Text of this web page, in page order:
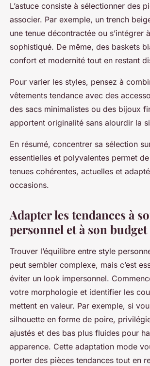
L’astuce consiste à sélectionner des
associer. Par exemple, un trench
une tenue décontractée ou s’intégrer
sophistiqué. De même, des baskets
confort et modernité tout en restant
Pour varier les styles, pensez à
vêtements tendance avec des
des sacs minimalistes ou des bijoux
apportent originalité sans alourdir la
En résumé, concentrer sa sélection
essentielles et polyvalentes permet
tenues cohérentes, actuelles et
occasions.
Adapter les tendances à
personnel et à son budget
Trouver l’équilibre entre style
peut sembler complexe, mais c’est
éviter un look impersonnel.
votre morphologie et identifier les
mettent en valeur. Par exemple, si
silhouette en forme de poire,
ajustés et des bas plus fluides pour
apparence. Cette adaptation mode
porter des pièces tendances tout en